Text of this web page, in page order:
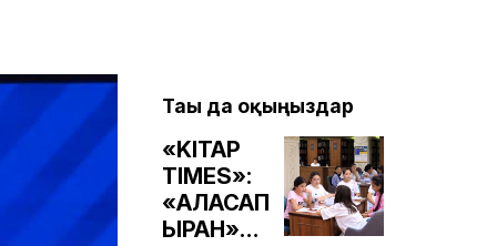
Тағы да оқыңыздар
«KITAP
TIMES»:
«АЛАСАП
ЫРАН»